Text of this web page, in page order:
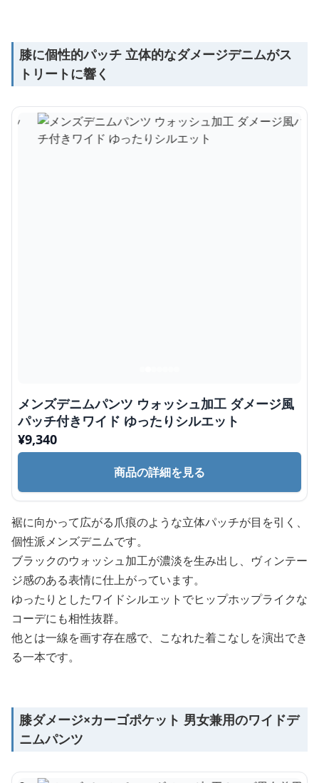
膝に個性的パッチ 立体的なダメージデニムがス
トリートに響く
メンズデニムパンツ ウォッシュ加工 ダメージ風
パッチ付きワイド ゆったりシルエット
¥9,340
商品の詳細を見る
裾に向かって広がる爪痕のような立体パッチが目を引く、
個性派メンズデニムです。
ブラックのウォッシュ加工が濃淡を生み出し、ヴィンテー
ジ感のある表情に仕上がっています。
ゆったりとしたワイドシルエットでヒップホップライクな
コーデにも相性抜群。
他とは一線を画す存在感で、こなれた着こなしを演出でき
る一本です。
膝ダメージ×カーゴポケット 男女兼用のワイドデ
ニムパンツ